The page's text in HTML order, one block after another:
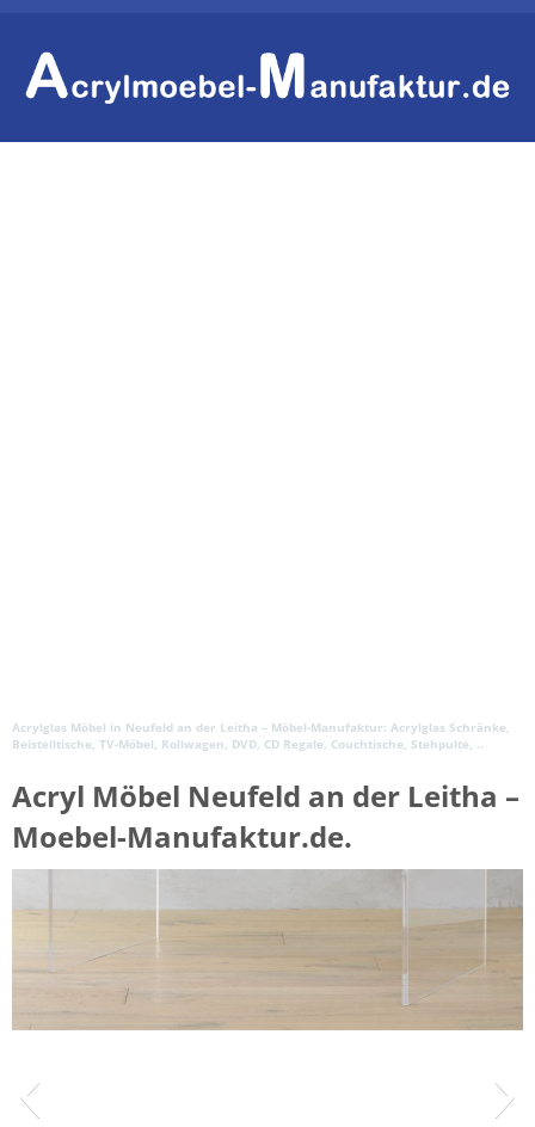
Acrylglas Möbel in Neufeld an der Leitha – Möbel-Manufaktur: Acrylglas Schränke,
Beistelltische, TV-Möbel, Rollwagen, DVD, CD Regale, Couchtische, Stehpulte, ..
Acryl Möbel Neufeld an der Leitha –
Moebel-Manufaktur.de.